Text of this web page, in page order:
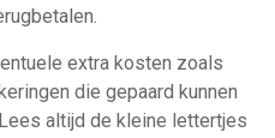
extra kosten zoals
die gepaard kunnen
altijd de kleine lettertjes